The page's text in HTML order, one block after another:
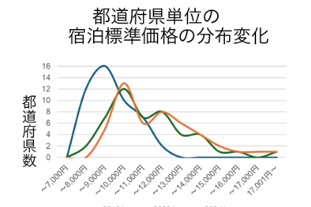
学生社会
特集・企画
イベント
購読 日大文芸賞